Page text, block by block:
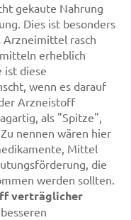
gekaute Nahrung
Dies ist besonders
Arzneimittel rasch
erheblich
ist diese
wenn es darauf
Arzneistoff
als "Spitze",
nennen wären hier
Mittel
die
werden sollten.
verträglicher